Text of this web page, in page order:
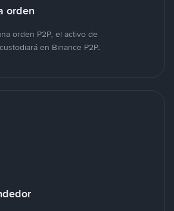
orden
orden P2P, el activo de
en Binance P2P.